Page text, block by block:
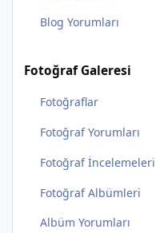
Blog Yorumları
Fotoğraf Galeresi
Fotoğraflar
Fotoğraf Yorumları
Fotoğraf İncelemeleri
Fotoğraf Albümleri
Albüm Yorumları